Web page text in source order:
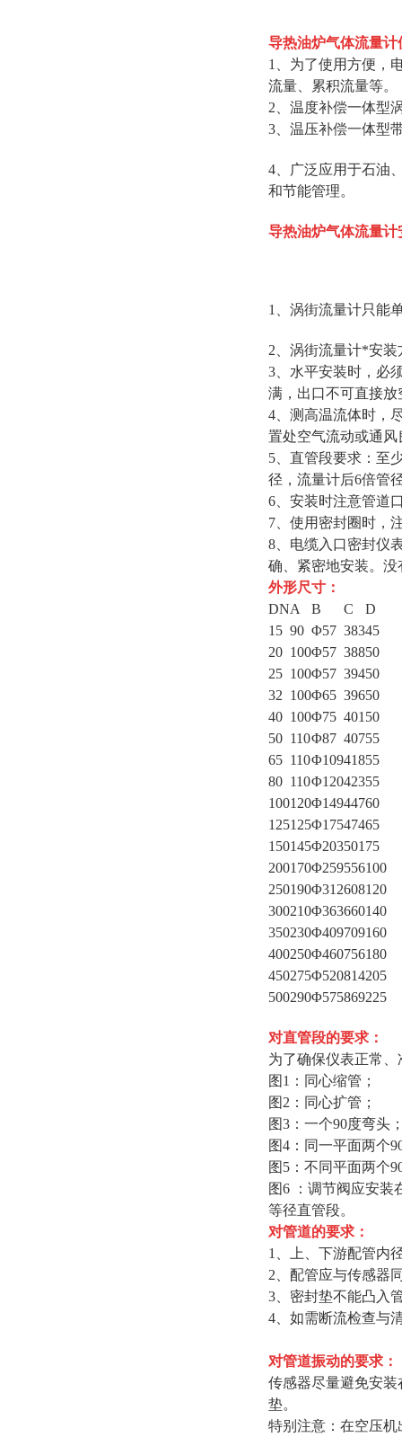
导热油炉气体流量计
1、为了使用方便，
流量、累积流量等。
2、温度补偿一体型
3、温压补偿一体型
4、广泛应用于石油
和节能管理。
导热油炉气体流量计
1、涡街流量计只能
2、涡街流量计*安
3、水平安装时，必
满，出口不可直接放
4、测高温流体时，
置处空气流动或通风
5、直管段要求：至
径，流量计后6倍管
6、安装时注意管道
7、使用密封圈时，
8、电缆入口密封仪
确、紧密地安装。
外形尺寸：
DNA B C
D
15 90 Φ57 38345
20 100Φ57 38850
25 100Φ57 39450
32 100Φ65 39650
40 100Φ75 401 50
50 110Φ87 40755
65 110Φ10941855
80 110Φ12042355
100120Φ14944760
125125Φ17547465
150145Φ203501 75
200170Φ259556100
250190Φ312608120
300210Φ363660140
350230Φ409709160
400250Φ460756180
450275Φ520814205
500290Φ575869225
对直管段的要求：
为了确保仪表正常
图1：同心缩管；
图2：同心扩管；
图3：一个90度弯头
图4：同一平面两个
图5：不同平面两个
图6 ：调节阀应安装
等径直管段。
对管道的要求：
1、上、下游配管内
2、配管应与传感器
3、密封垫不能凸入
4、如需断流检查与
对管道振动的要求：
传感器尽量避免安
垫。
特别注意：在空压